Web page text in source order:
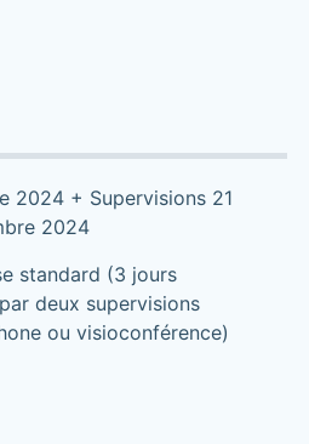
2024 + Supervisions 21
2024
standard (3 jours
deux supervisions
ou visioconférence)